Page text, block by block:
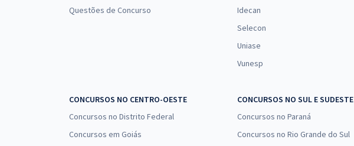
Questões de Concurso
Idecan
Selecon
Uniase
Vunesp
CONCURSOS NO CENTRO-OESTE
Concursos no Distrito Federal
Concursos em Goiás
CONCURSOS NO SUL E SUDESTE
Concursos no Paraná
Concursos no Rio Grande do Sul